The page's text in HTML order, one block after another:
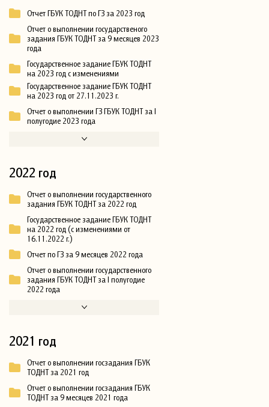
Отчет ГБУК ТОДНТ по ГЗ за 2023 год
Отчет о выполнении государственого
задания ГБУК ТОДНТ за 9 месяцев 2023
года
Государственное задание ГБУК ТОДНТ
на 2023 год с изменениями
Государственное задание ГБУК ТОДНТ
на 2023 год от 27.11.2023 г.
Отчет о выполнении ГЗ ГБУК ТОДНТ за I
полугодие 2023 года
2022 год
Отчет о выполнении государственного
задания ГБУК ТОДНТ за 2022 год
Государственное задание ГБУК ТОДНТ
на 2022 год (с изменениями от
16.11.2022 г.)
Отчет по ГЗ за 9 месяцев 2022 года
Отчет о выполнении государственного
задания ГБУК ТОДНТ за I полугодие
2022 года
2021 год
Отчет о выполнении госзадания ГБУК
ТОДНТ за 2021 год
Отчет о выполнении госзадания ГБУК
ТОДНТ за 9 месяцев 2021 года